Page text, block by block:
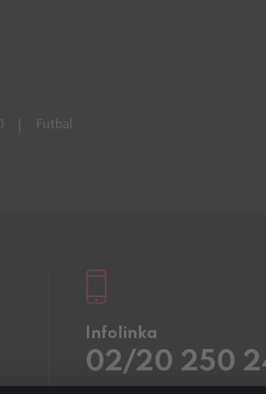
Futbal
Infolinka
02/20 250